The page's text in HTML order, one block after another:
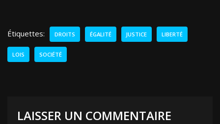
Étiquettes: DROITS ÉGALITÉ JUSTICE LIBERTÉ
LOIS SOCIÉTÉ
LAISSER UN COMMENTAIRE